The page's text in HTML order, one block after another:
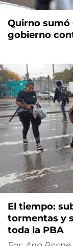
Quirno sumó
gobierno
El tiempo:
tormentas y
toda la PBA